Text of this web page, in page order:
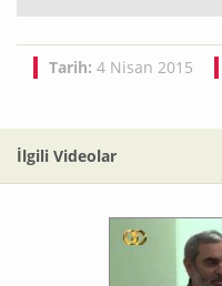
Tarih: 4 Nisan 2015
İlgili Videolar